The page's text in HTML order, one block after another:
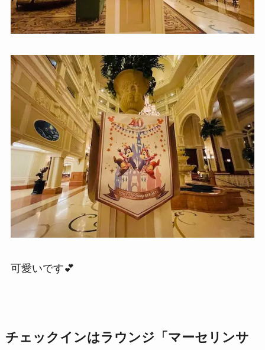
可愛いです💕
チェックインはラウンジ「マーセリンサ